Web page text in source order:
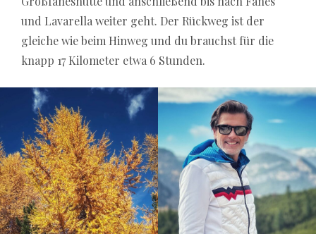
und Lavarella weiter geht. Der Rückweg ist der
gleiche wie beim Hinweg und du brauchst für die
knapp 17 Kilometer etwa 6 Stunden.